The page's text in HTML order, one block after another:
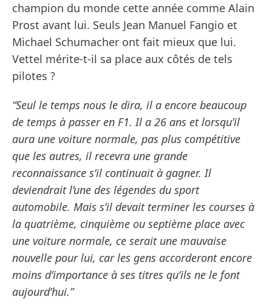
champion du monde cette année comme Alain
Prost avant lui. Seuls Jean Manuel Fangio et
Michael Schumacher ont fait mieux que lui.
Vettel mérite-t-il sa place aux côtés de tels
pilotes ?
“Seul le temps nous le dira, il a encore beaucoup
de temps à passer en F1. Il a 26 ans et lorsqu’il
aura une voiture normale, pas plus compétitive
que les autres, il recevra une grande
reconnaissance s’il continuait à gagner. Il
deviendrait l’une des légendes du sport
automobile. Mais s’il devait terminer les courses à
la quatrième, cinquième ou septième place avec
une voiture normale, ce serait une mauvaise
nouvelle pour lui, car les gens accorderont encore
moins d’importance à ses titres qu’ils ne le font
aujourd’hui.”